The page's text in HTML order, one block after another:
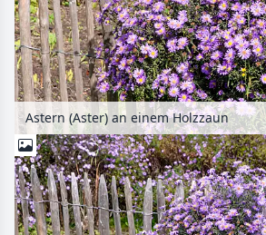
Astern (Aster) an einem Holzzaun